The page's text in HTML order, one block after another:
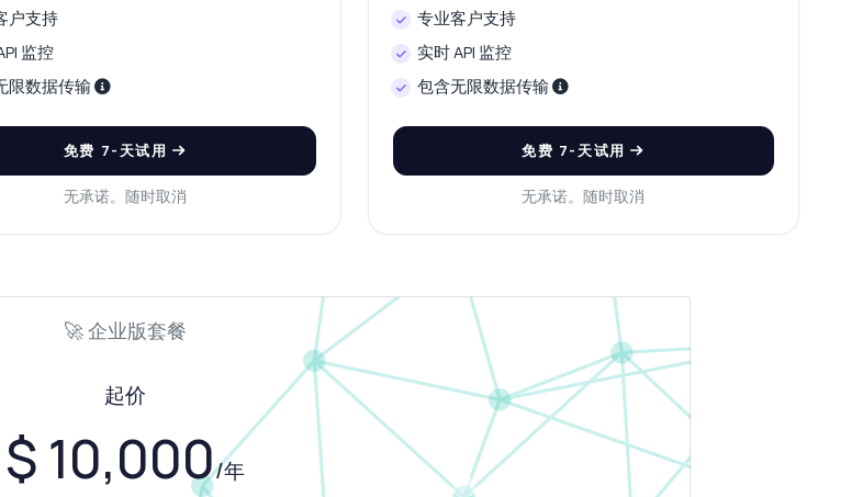
户支持
监控
限数据传输
免费 7-天试用
无承诺。随时取消
专业客户支持
实时 API 监控
包含无限数据传输
免费 7-天试用
无承诺。随时取消
🚀 企业版套餐
起价
$ 10,000/年